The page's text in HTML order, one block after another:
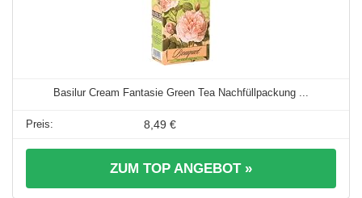
Basilur Cream Fantasie Green Tea Nachfüllpackung ...
8,49 €
ZUM TOP ANGEBOT »